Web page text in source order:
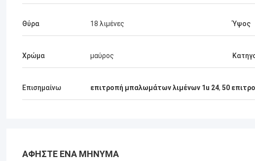
Θύρα 18 λιμένες Ύψος
Χρώμα μαύρος
Επισημαίνω επιτροπή μπαλωμάτων λιμένων 1u 24, 50
ΑΦΉΣΤΕ ΈΝΑ ΜΉΝΥΜΑ